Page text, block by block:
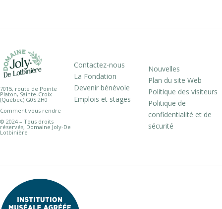
7015, route de Pointe
Platon, Sainte-Croix
(Québec) G0S 2H0
Comment vous rendre
© 2024 – Tous droits
réservés, Domaine Joly-De
Lotbinière
Contactez-nous
La Fondation
Devenir bénévole
Emplois et stages
Nouvelles
Plan du site Web
Politique des visiteurs
Politique de
confidentialité et de
sécurité